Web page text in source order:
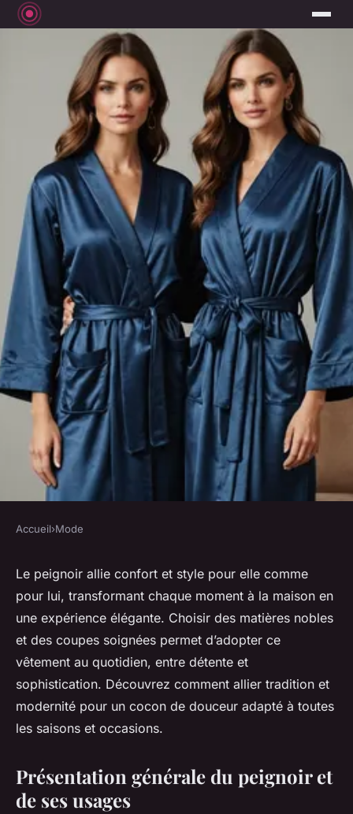
Les meilleurs peignoirs pour
une élégance quotidienne
Côme• 28 août 2025•3 min de lecture
Accueil›Mode
Le peignoir allie confort et style pour elle comme
pour lui, transformant chaque moment à la maison en
une expérience élégante. Choisir des matières nobles
et des coupes soignées permet d’adopter ce
vêtement au quotidien, entre détente et
sophistication. Découvrez comment allier tradition et
modernité pour un cocon de douceur adapté à toutes
les saisons et occasions.
Présentation générale du peignoir et
de ses usages